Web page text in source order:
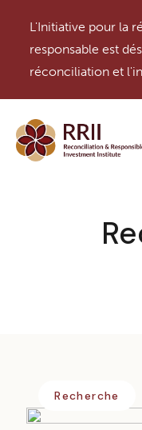
L'Initiative pour la
responsable est
réconciliation et
Recherche